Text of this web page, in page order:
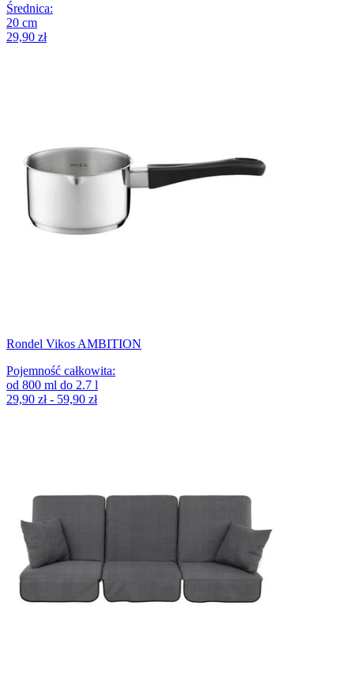
Średnica:
20 cm
29,90 zł
Rondel Vikos AMBITION
Pojemność całkowita:
od 800 ml do 2.7 l
29,90 zł - 59,90 zł